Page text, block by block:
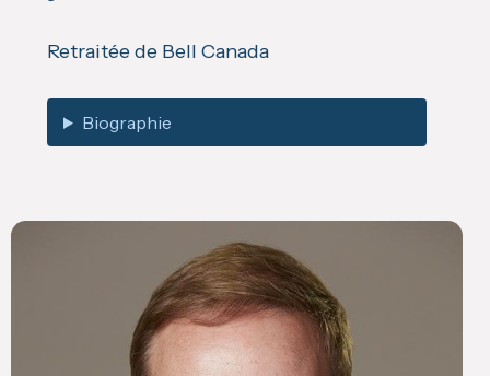
Retraitée de Bell Canada
Biographie